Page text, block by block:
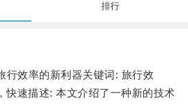
排行
效率的新利器关键词: 旅行效
快速描述: 本文介绍了一种新的技术